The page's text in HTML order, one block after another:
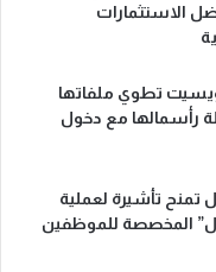
في 2026 بفضل الاستثمارات
تطوي ملفاتها
رأسمالها مع دخول
تأشيرة لعملية
المخصصة للموظفين